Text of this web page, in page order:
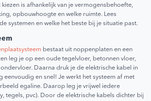
is afhankelijk van je vermogensbehoefte,
opbouwhoogte en welke ruimte. Lees
systemen en welke het beste bij je situatie past.
bestaat uit noppenplaten en een
leg je op een oude tegelvloer, betonnen vloer,
Daarna druk je de elektrische kabel in
eenvoudig en snel! Je werkt het systeem af met
egaline. Daarop leg je vrijwel iedere
tegels, pvc). Door de elektrische kabels dichter bij